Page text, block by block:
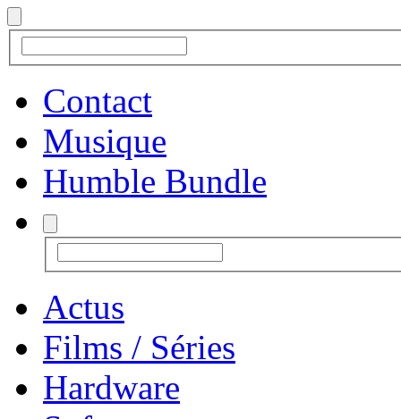
Contact
Musique
Humble Bundle
Actus
Films / Séries
Hardware